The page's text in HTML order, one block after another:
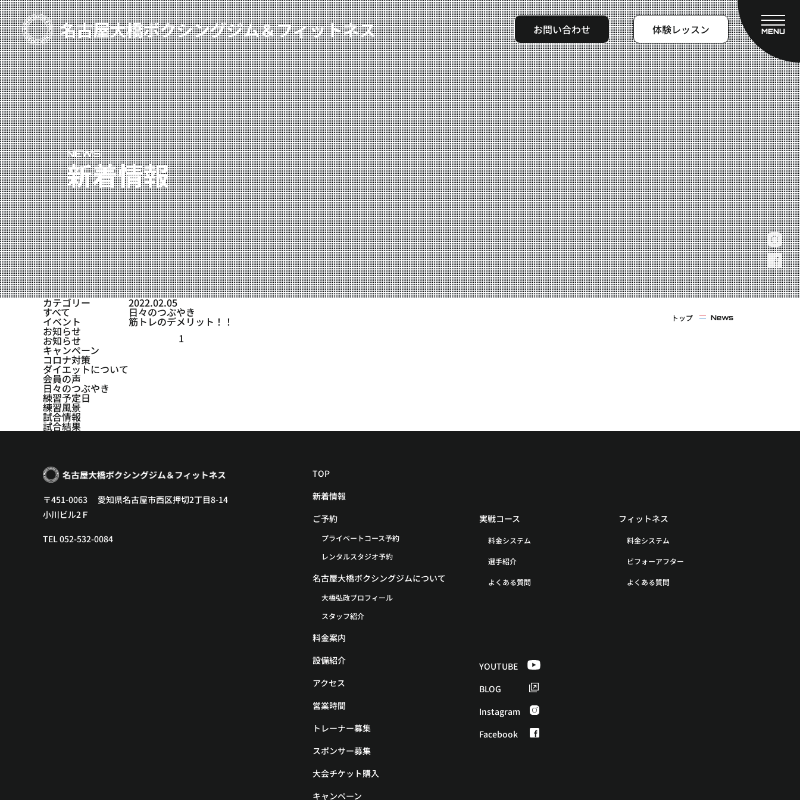
お問い合わせ 体験レッスン
MENU
TOP
新着情報
ご予約
プライベートコース予約
レンタルスタジオ予約
名古屋大橋ボクシングジムについて
大橋弘政プロフィール
スタッフ紹介
料金案内
設備紹介
アクセス
営業時間
トレーナー募集
スポンサー募集
大会チケット購入
キャンペーン
実戦コース
料金システム
選手紹介
よくある質問
フィットネスコース
料金システム
ビフォーアフター
よくある質問
NEWS
新着情報
トップ News
カテゴリー
すべて
イベント
お知らせ
お知らせ
キャンペーン
コロナ対策
ダイエットについて
会員の声
日々のつぶやき
練習予定日
練習風景
試合情報
試合結果
2022.02.05
日々のつぶやき
筋トレのデメリット！！
1
〒451-0063 愛知県名古屋市西区押切2丁目8-14
小川ビル2Ｆ
TEL 052-532-0084
TOP
新着情報
ご予約
プライベートコース予約
レンタルスタジオ予約
名古屋大橋ボクシングジムについて
大橋弘政プロフィール
スタッフ紹介
料金案内
設備紹介
アクセス
営業時間
トレーナー募集
スポンサー募集
大会チケット購入
キャンペーン
実戦コース
料金システム
選手紹介
よくある質問
フィットネス
料金システム
ビフォーアフター
よくある質問
YOUTUBE
BLOG
Instagram
Facebook